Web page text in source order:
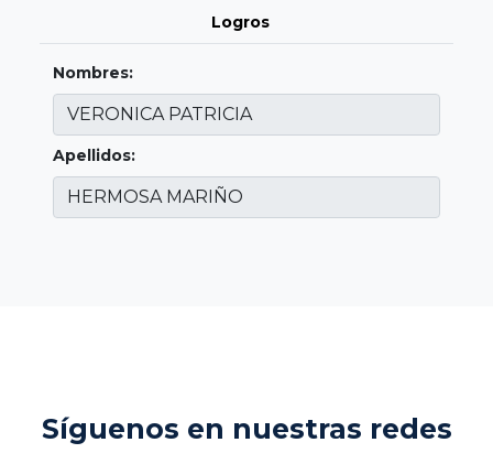
Logros
Nombres:
Apellidos:
Síguenos en nuestras redes